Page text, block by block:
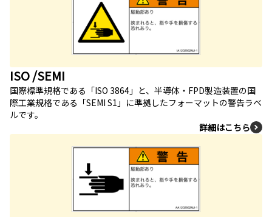
ISO /SEMI
国際標準規格である「ISO 3864」と、半導体・FPD製造装置の国
際工業規格である「SEMI S1」に準拠したフォーマットの警告ラベ
ルです。
詳細はこちら